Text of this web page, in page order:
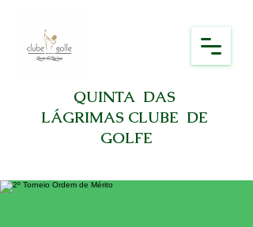
QUINTA DAS
LÁGRIMAS CLUBE DE
GOLFE